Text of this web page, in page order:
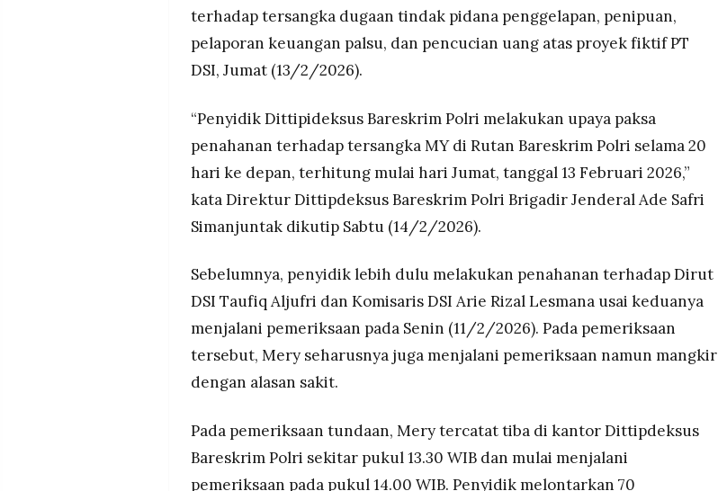
terhadap tersangka dugaan tindak pidana penggelapan, penipuan,
pelaporan keuangan palsu, dan pencucian uang atas proyek fiktif PT
DSI, Jumat (13/2/2026).
“Penyidik Dittipideksus Bareskrim Polri melakukan upaya paksa
penahanan terhadap tersangka MY di Rutan Bareskrim Polri selama 20
hari ke depan, terhitung mulai hari Jumat, tanggal 13 Februari 2026,”
kata Direktur Dittipdeksus Bareskrim Polri Brigadir Jenderal Ade Safri
Simanjuntak dikutip Sabtu (14/2/2026).
Sebelumnya, penyidik lebih dulu melakukan penahanan terhadap Dirut
DSI Taufiq Aljufri dan Komisaris DSI Arie Rizal Lesmana usai keduanya
menjalani pemeriksaan pada Senin (11/2/2026). Pada pemeriksaan
tersebut, Mery seharusnya juga menjalani pemeriksaan namun mangkir
dengan alasan sakit.
Pada pemeriksaan tundaan, Mery tercatat tiba di kantor Dittipdeksus
Bareskrim Polri sekitar pukul 13.30 WIB dan mulai menjalani
pemeriksaan pada pukul 14.00 WIB. Penyidik melontarkan 70